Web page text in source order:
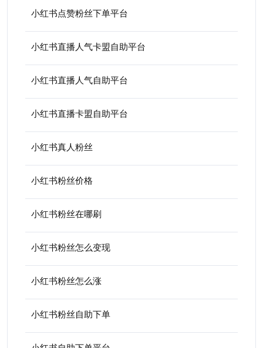
小红书点赞粉丝下单平台
小红书直播人气卡盟自助平台
小红书直播人气自助平台
小红书直播卡盟自助平台
小红书真人粉丝
小红书粉丝价格
小红书粉丝在哪刷
小红书粉丝怎么变现
小红书粉丝怎么涨
小红书粉丝自助下单